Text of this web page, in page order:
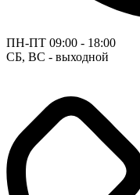
ПН-ПТ 09:00 - 18:00
СБ, ВС - выходной